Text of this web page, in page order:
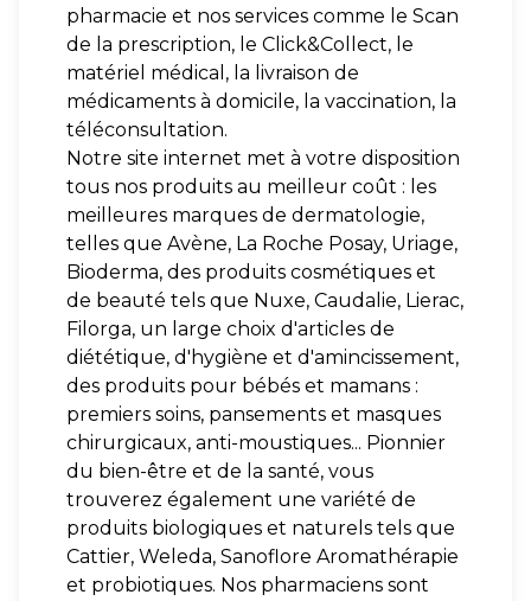
pharmacie et nos services comme le Scan
de la prescription, le Click&Collect, le
matériel médical, la livraison de
médicaments à domicile, la vaccination, la
téléconsultation.
Notre site internet met à votre disposition
tous nos produits au meilleur coût : les
meilleures marques de dermatologie,
telles que Avène, La Roche Posay, Uriage,
Bioderma, des produits cosmétiques et
de beauté tels que Nuxe, Caudalie, Lierac,
Filorga, un large choix d'articles de
diététique, d'hygiène et d'amincissement,
des produits pour bébés et mamans :
premiers soins, pansements et masques
chirurgicaux, anti-moustiques... Pionnier
du bien-être et de la santé, vous
trouverez également une variété de
produits biologiques et naturels tels que
Cattier, Weleda, Sanoflore Aromathérapie
et probiotiques. Nos pharmaciens sont